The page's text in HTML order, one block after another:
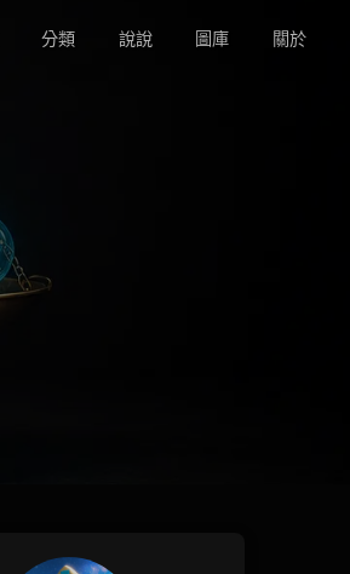
分類 說說 圖庫 關於